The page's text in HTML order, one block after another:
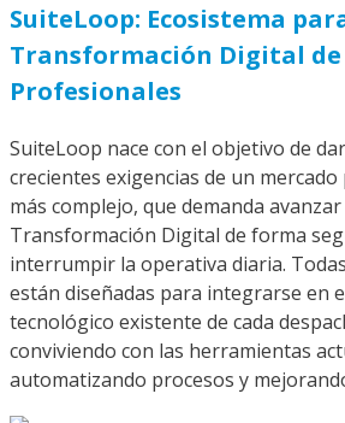
SuiteLoop: Ecosistema
Transformación Digital de
Profesionales
SuiteLoop nace con el objetivo de
crecientes exigencias de un
más complejo, que demanda
Transformación Digital de forma
interrumpir la operativa diaria.
están diseñadas para integrarse en
tecnológico existente de cada
conviviendo con las herramientas
automatizando procesos y